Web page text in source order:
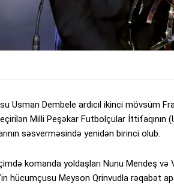
Usman Dembele ardıcıl ikinci mövsüm
Milli Peşəkar Futbolçular İttifaqının
səsverməsində yenidən birinci olub.
komanda yoldaşları Nunu Mendeş və
hücumçusu Meyson Qrinvudla rəqabət